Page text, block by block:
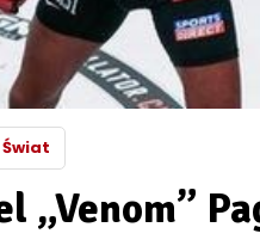
Świat
„Venom”